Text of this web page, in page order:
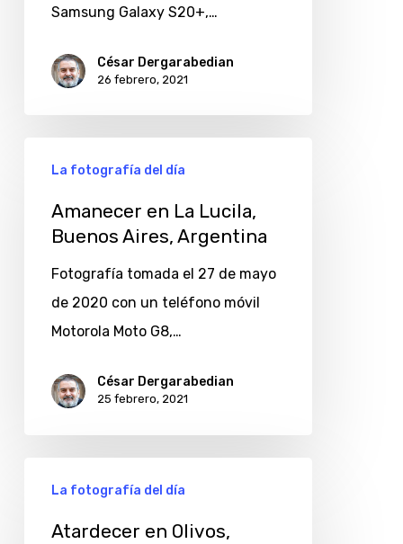
Samsung Galaxy S20+,…
César Dergarabedian
26 febrero, 2021
Lucila,
Buenos
Aires,
Argentina
La fotografía del día
Amanecer en La Lucila,
Buenos Aires, Argentina
Fotografía tomada el 27 de mayo
de 2020 con un teléfono móvil
Motorola Moto G8,…
César Dergarabedian
25 febrero, 2021
Olivos,
La fotografía del día
Atardecer en Olivos,